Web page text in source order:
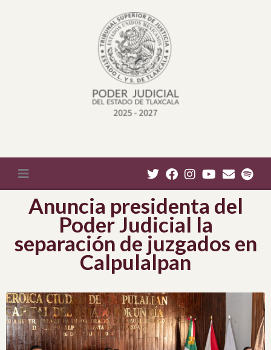
Anuncia presidenta del
Poder Judicial la
separación de juzgados en
Calpulalpan